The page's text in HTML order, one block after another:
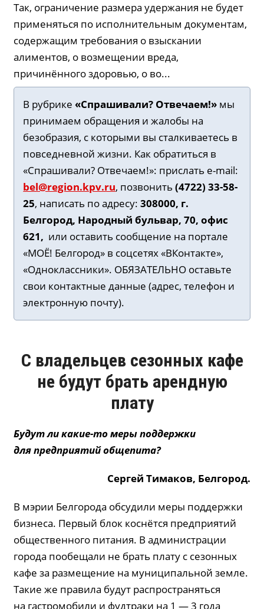
Так, ограничение размера удержания не будет
применяться по исполнительным документам,
содержащим требования о взыскании
алиментов, о возмещении вреда,
причинённого здоровью, о во...
В рубрике «Спрашивали? Отвечаем!» мы
принимаем обращения и жалобы на
безобразия, с которыми вы сталкиваетесь в
повседневной жизни. Как обратиться в
«Спрашивали? Отвечаем!»: прислать e-mail:
bel@region.kpv.ru, позвонить(4722) 33-58-
25, написать по адресу:308000, г.
Белгород, Народный бульвар, 70, офис
621, или оставить сообщение на портале
«МОЁ! Белгород» в соцсетях «ВКонтакте»,
«Одноклассники». ОБЯЗАТЕЛЬНО оставьте
свои контактные данные (адрес, телефон и
электронную почту).
С владельцев сезонных кафе
не будут брать арендную
плату
Будут ли какие-то меры поддержки
для предприятий общепита?
Сергей Тимаков, Белгород.
В мэрии Белгорода обсудили меры поддержки
бизнеса. Первый блок коснётся предприятий
общественного питания. В администрации
города пообещали не брать плату с сезонных
кафе за размещение на муниципальной земле.
Такие же правила будут распространяться
на гастромобили и фудтраки на 1 — 3 года